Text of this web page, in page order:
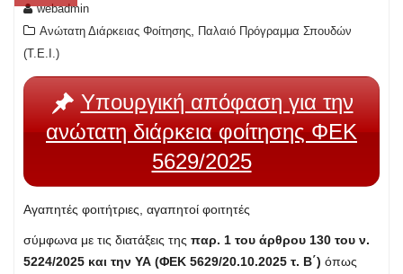
webadmin
Ανώτατη Διάρκειας Φοίτησης
Παλαιό Πρόγραμμα Σπουδών
(T.E.I.)
Υπουργική απόφαση για την
ανώτατη διάρκεια φοίτησης ΦΕΚ
5629/2025
Αγαπητές φοιτήτριες, αγαπητοί φοιτητές
σύμφωνα με τις διατάξεις της παρ. 1 του άρθρου 130 του ν.
5224/2025 και την ΥΑ (ΦΕΚ 5629/20.10.2025 τ. Β΄) όπως